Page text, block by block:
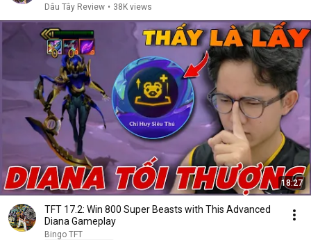
Dâu Tây Review • 38K views
18:27
TFT 17.2: Win 800 Super Beasts with This Advanced
Diana Gameplay
Bingo TFT